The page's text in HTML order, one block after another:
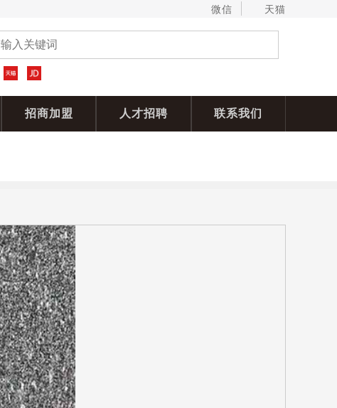
微信 天猫
招商加盟 人才招聘 联系我们